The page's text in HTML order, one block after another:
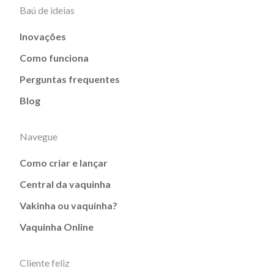
Baú de ideias
Inovações
Como funciona
Perguntas frequentes
Blog
Navegue
Como criar e lançar
Central da vaquinha
Vakinha ou vaquinha?
Vaquinha Online
Cliente feliz